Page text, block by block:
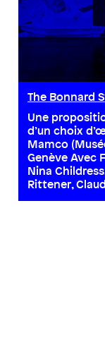
The Bonnard
Une
d’un choix
Mamco
Genève Avec
Nina
Rittener,